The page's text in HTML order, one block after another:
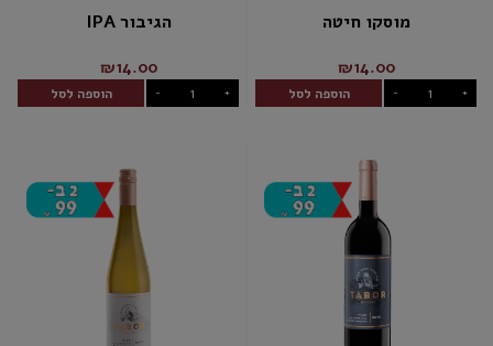
מוסקו חיטה
₪14.00
- + הוספה לסל
הגיבור IPA
₪14.00
- + הוספה לסל